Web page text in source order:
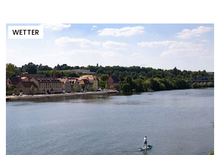
WETTER